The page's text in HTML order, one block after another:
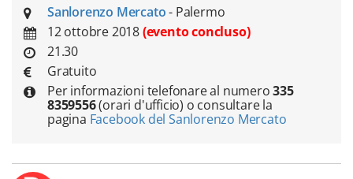
Sanlorenzo Mercato- Palermo
12 ottobre 2018(evento concluso)
21.30
Gratuito
Per informazioni telefonare al numero335
8359556(orari d'ufficio) o consultare la
pagina Facebook del Sanlorenzo Mercato